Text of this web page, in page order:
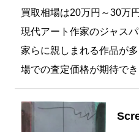
買取相場は20万円～30万
現代アート作家のジャス
家らに親しまれる作品が
場での査定価格が期待でき